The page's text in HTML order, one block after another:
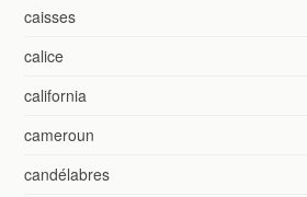
caisses
calice
california
cameroun
candélabres